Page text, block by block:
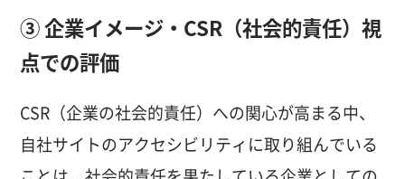
③ 企業イメージ・CSR（社会的責任）視
点での評価
CSR（企業の社会的責任）への関心が高まる中、
自社サイトのアクセシビリティに取り組んでいる